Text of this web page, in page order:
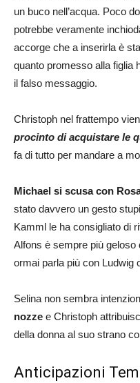
un buco nell’acqua. Poco
potrebbe veramente
accorge che a inserirla è
quanto promesso alla figlia
il falso messaggio.
Christoph nel frattempo
procinto di acquistare le
fa di tutto per mandare a
Michael si scusa con
stato davvero un gesto
Kamml le ha consigliato di
Alfons è sempre più geloso
ormai parla più con Ludwig
Selina non sembra
nozze e Christoph
della donna al suo strano
Anticipazioni